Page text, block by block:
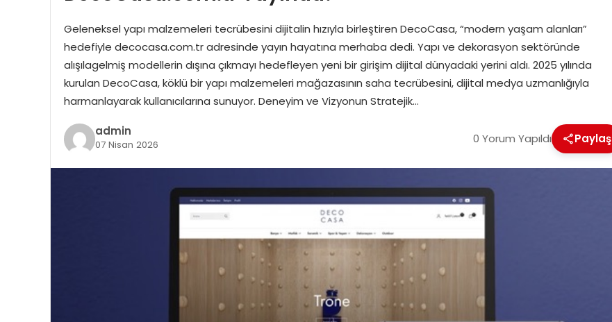
Geleneksel yapı malzemeleri tecrübesini dijitalin hızıyla birleştiren DecoCasa, “modern yaşam alanları”
hedefiyle decocasa.com.tr adresinde yayın hayatına merhaba dedi. Yapı ve dekorasyon sektöründe
alışılagelmiş modellerin dışına çıkmayı hedefleyen yeni bir girişim dijital dünyadaki yerini aldı. 2025 yılında
kurulan DecoCasa, köklü bir yapı malzemeleri mağazasının saha tecrübesini, dijital medya uzmanlığıyla
harmanlayarak kullanıcılarına sunuyor. Deneyim ve Vizyonun Stratejik…
admin
07 Nisan 2026 0 Yorum Yapıldı Paylaş